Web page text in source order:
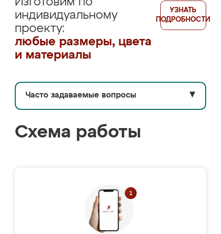
индивидуальному
проекту:
любые размеры, цвета
и материалы
УЗНАТЬ
ПОДРОБНОСТИ
Часто задаваемые вопросы ▼
Схема работы